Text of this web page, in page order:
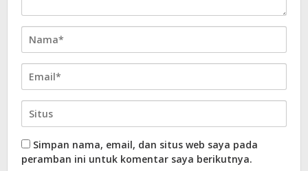
Simpan nama, email, dan situs web saya pada
peramban ini untuk komentar saya berikutnya.